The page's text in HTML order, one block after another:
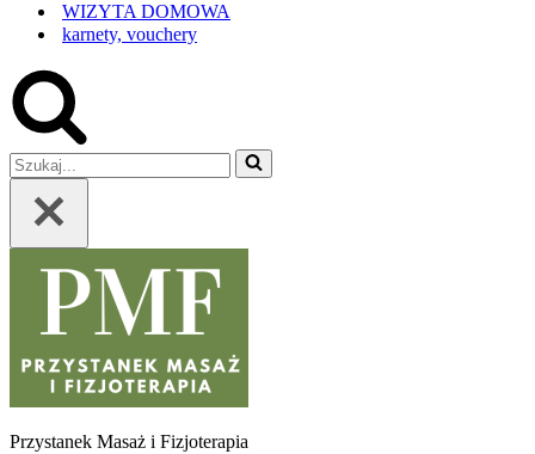
WIZYTA DOMOWA
karnety, vouchery
Szukaj...
Przystanek Masaż i Fizjoterapia